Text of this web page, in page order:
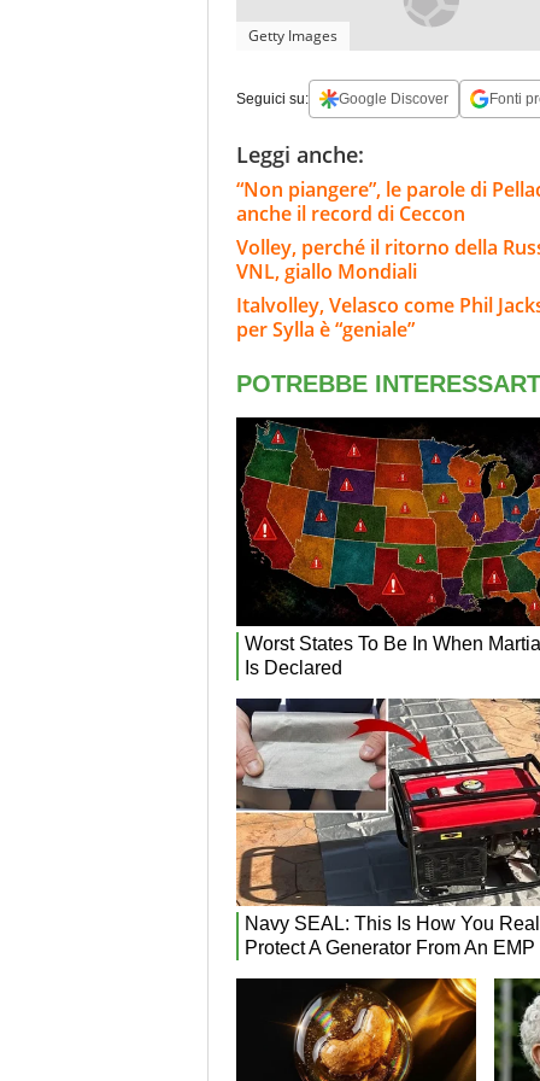
Getty Images
Seguici su: Google Discover Fonti
Leggi anche:
“Non piangere”, le parole di
anche il record di Ceccon
Volley, perché il ritorno della
VNL, giallo Mondiali
Italvolley, Velasco come Phil
per Sylla è “geniale”